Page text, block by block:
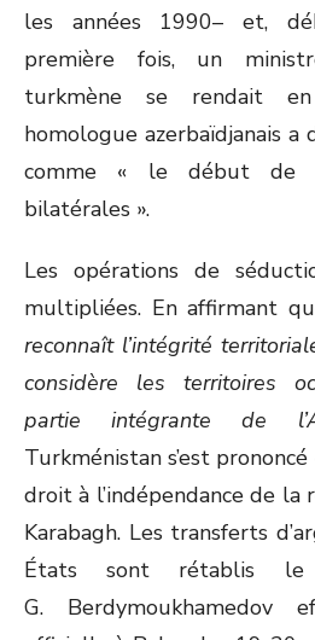
les années 1990– et,
première fois, un
turkmène se rendait en
homologue azerbaïdjanais
comme « le début de
bilatérales ».
Les opérations de
multipliées. En affirmant
reconnaît l’intégrité
considère les territoires
partie intégrante de
Turkménistan s’est
droit à l’indépendance de
Karabagh. Les transferts
États sont rétablis
G. Berdymoukhamedov